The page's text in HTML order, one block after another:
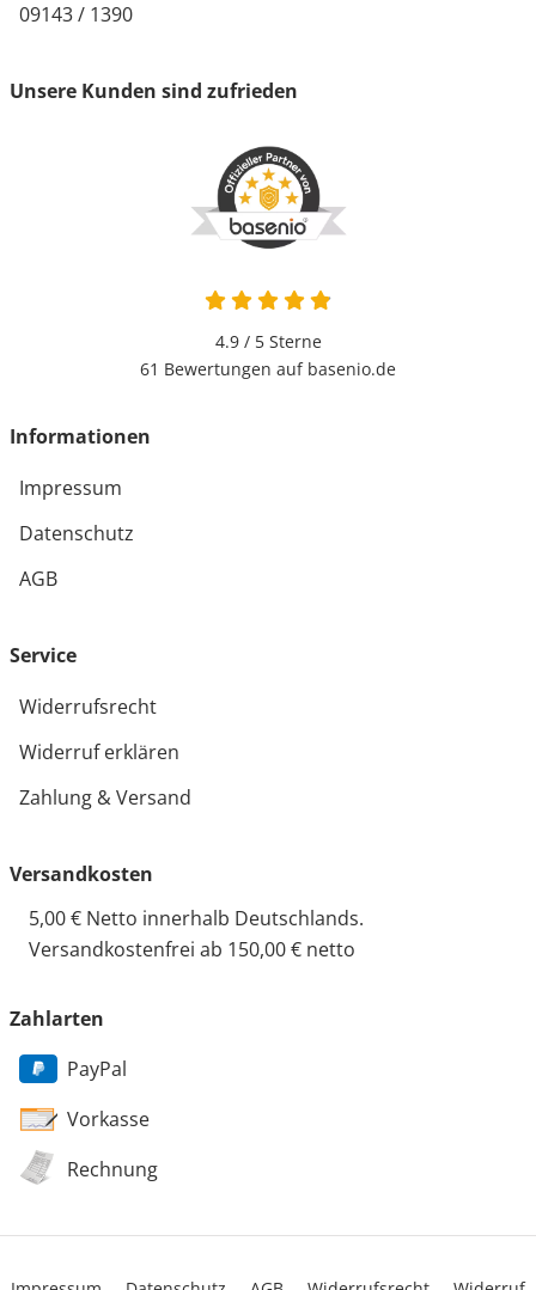
09143 / 1390
Unsere Kunden sind zufrieden
4.9 von 5
4.9 / 5Sterne
61 Bewertungen auf basenio.de
Informationen
Impressum
Datenschutz
AGB
Service
Widerrufsrecht
Widerruf erklären
Zahlung & Versand
Versandkosten
5,00 € Netto innerhalb Deutschlands.
Versandkostenfrei ab 150,00 € netto
Zahlarten
PayPal
Vorkasse
Rechnung